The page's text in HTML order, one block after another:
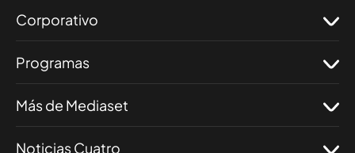
Corporativo
Programas
Más de Mediaset
Noticias Cuatro